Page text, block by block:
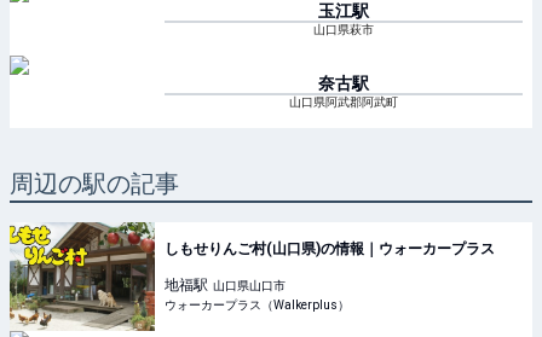
玉江駅
山口県萩市
奈古駅
山口県阿武郡阿武町
周辺の駅の記事
しもせりんご村(山口県)の情報｜ウォーカープラス
地福駅 山口県山口市
ウォーカープラス（Walkerplus）